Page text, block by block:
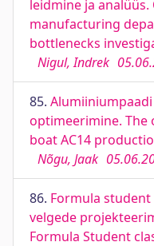
leidmine ja
manufacturing
bottlenecks
Nigul, Indrek
85.
optimeerimine.
boat AC14
Nõgu, Jaak
86. Formula student
velgede
Formula Student